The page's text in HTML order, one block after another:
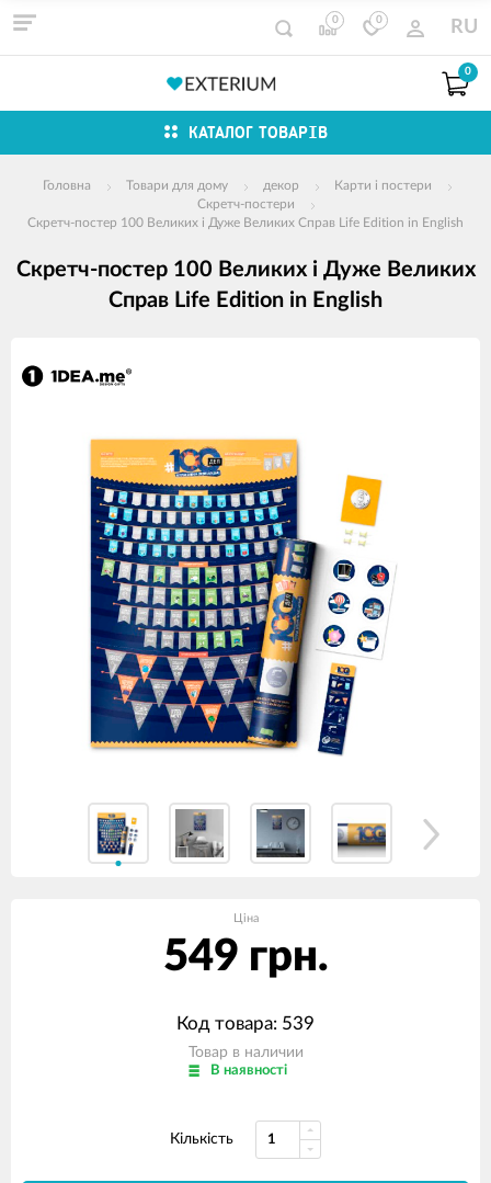
0 0 RU
0
КАТАЛОГ ТОВАРІВ
Головна Товари для дому декор
Карти і постери
Скретч-постери
Cкретч-постер 100 Великих і Дуже Великих Справ Life Edition in English
Cкретч-постер 100 Великих і Дуже Великих
Справ Life Edition in English
продуктів
Ціна
549 грн.
Код товара: 539
Товар в наличии
В наявності
Кількість